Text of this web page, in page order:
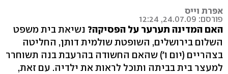
אפרת וייס
פורסם: 24.07.09, 12:24
האם המדינה תערער על הפסיקה? נשיאת בית משפט
השלום בירושלים, השופטת שולמית דותן, החליטה
בצהריים (יום ו') שהאם החשודה בהרעבת בנה תשוחרר
למעצר בית בביתה ותוכל לראות את ילדיה. עם זאת,